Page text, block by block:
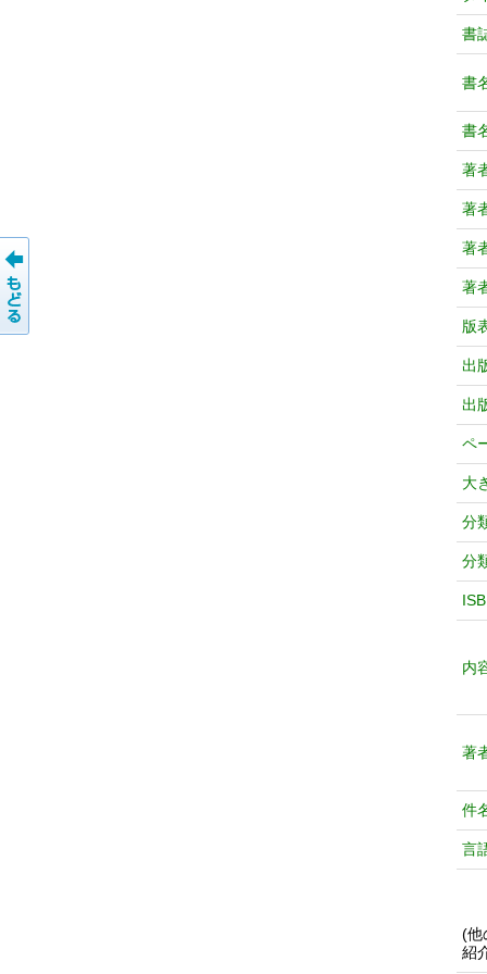
書
書
書
著
著
著
著
版
出
出
ペ
大
分
分
内
著
件
言
(他
紹